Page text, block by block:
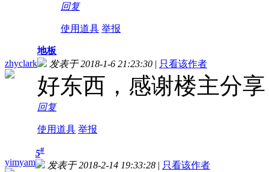
回复
使用道具 举报
zhyclark
地板
发表于 2018-1-6 21:23:30 | 只看该作者
好东西，感谢楼主分享
回复
使用道具 举报
yimyam
5#
发表于 2018-2-14 19:33:28 | 只看该作者